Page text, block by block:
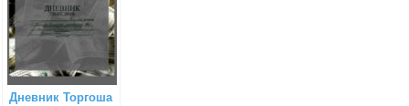
Дневник Торгоша